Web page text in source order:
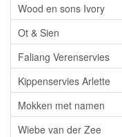
Wood en sons Ivory
Ot & Sien
Faliang Verenservies
Kippenservies Arlette
Mokken met namen
Wiebe van der Zee